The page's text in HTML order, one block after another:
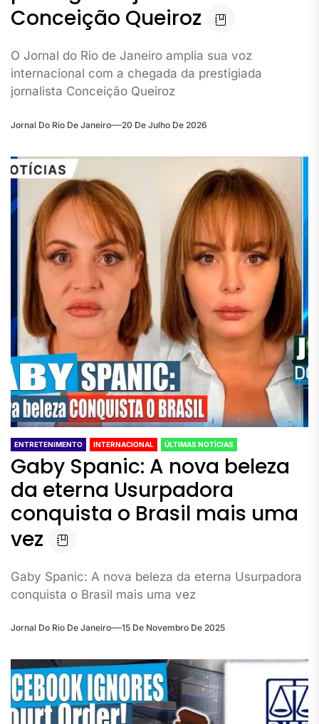
Conceição Queiroz
O Jornal do Rio de Janeiro amplia sua voz
internacional com a chegada da prestigiada
jornalista Conceição Queiroz
Jornal Do Rio De Janeiro 20 De Julho De 2026
ENTRETENIMENTO INTERNACIONAL ÚLTIMAS NOTÍCIAS
Gaby Spanic: A nova beleza
da eterna Usurpadora
conquista o Brasil mais uma
vez
Gaby Spanic: A nova beleza da eterna Usurpadora
conquista o Brasil mais uma vez
Jornal Do Rio De Janeiro 15 De Novembro De 2025